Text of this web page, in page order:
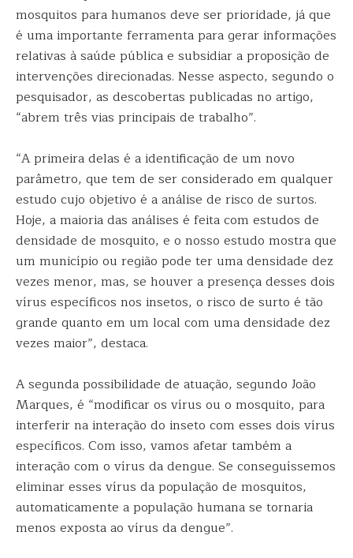
mosquitos para humanos deve ser prioridade, já que
é uma importante ferramenta para gerar informações
relativas à saúde pública e subsidiar a proposição de
intervenções direcionadas. Nesse aspecto, segundo o
pesquisador, as descobertas publicadas no artigo,
“abrem três vias principais de trabalho”.
“A primeira delas é a identificação de um novo
parâmetro, que tem de ser considerado em qualquer
estudo cujo objetivo é a análise de risco de surtos.
Hoje, a maioria das análises é feita com estudos de
densidade de mosquito, e o nosso estudo mostra que
um município ou região pode ter uma densidade dez
vezes menor, mas, se houver a presença desses dois
vírus específicos nos insetos, o risco de surto é tão
grande quanto em um local com uma densidade dez
vezes maior”, destaca.
A segunda possibilidade de atuação, segundo João
Marques, é “modificar os vírus ou o mosquito, para
interferir na interação do inseto com esses dois vírus
específicos. Com isso, vamos afetar também a
interação com o vírus da dengue. Se conseguíssemos
eliminar esses vírus da população de mosquitos,
automaticamente a população humana se tornaria
menos exposta ao vírus da dengue”.